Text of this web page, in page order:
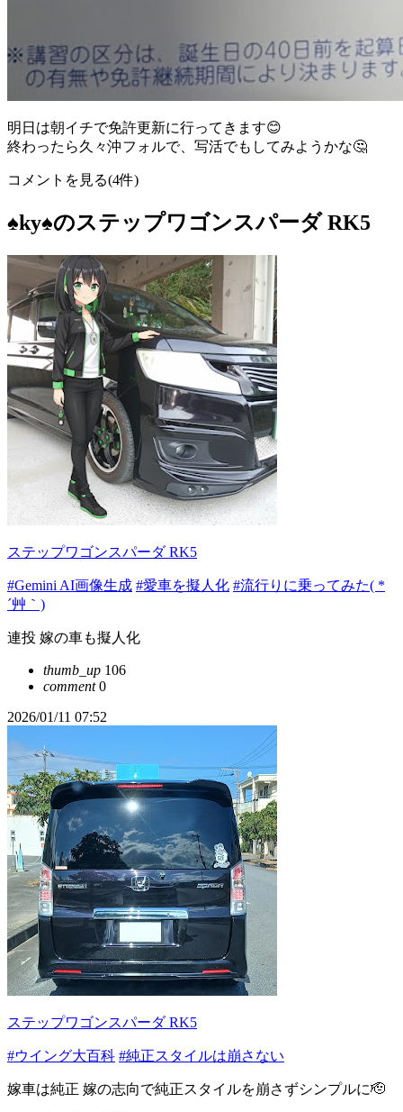
明日は朝イチで免許更新に行ってきます😊
終わったら久々沖フォルで、写活でもしてみようかな🤔
コメントを見る(4件)
♠️ky♠️のステップワゴンスパーダ RK5
ステップワゴンスパーダ RK5
#Gemini AI画像生成 #愛車を擬人化 #流行りに乗ってみた( *
´艸｀)
連投 嫁の車も擬人化
thumb_up 106
comment0
2026/01/11 07:52
ステップワゴンスパーダ RK5
#ウイング大百科 #純正スタイルは崩さない
嫁車は純正 嫁の志向で純正スタイルを崩さずシンプルに🫡